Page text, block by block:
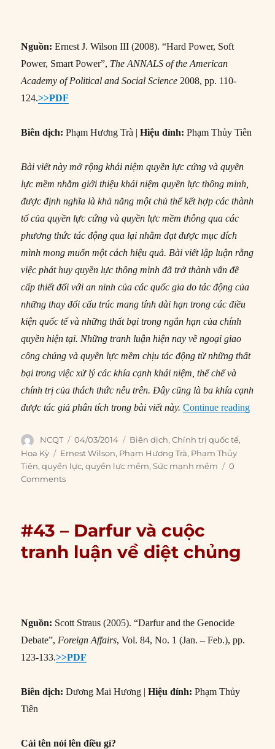
Nguồn: Ernest J. Wilson III (2008). “Hard Power, Soft
Power, Smart Power”, The ANNALS of the American
Academy of Political and Social Science 2008, pp. 110-
124.>>PDF
Biên dịch: Phạm Hương Trà |Hiệu đính: Phạm Thủy Tiên
Bài viết này mở rộng khái niệm quyền lực cứng và quyền
lực mềm nhằm giới thiệu khái niệm quyền lực thông minh,
được định nghĩa là khả năng một chủ thể kết hợp các thành
tố của quyền lực cứng và quyền lực mềm thông qua các
phương thức tác động qua lại nhằm đạt được mục đích
mình mong muốn một cách hiệu quả. Bài viết lập luận rằng
việc phát huy quyền lực thông minh đã trở thành vấn đề
cấp thiết đối với an ninh của các quốc gia do tác động của
những thay đổi cấu trúc mang tính dài hạn trong các điều
kiện quốc tế và những thất bại trong ngắn hạn của chính
quyền hiện tại. Những tranh luận hiện nay về ngoại giao
công chúng và quyền lực mềm chịu tác động từ những thất
bại trong việc xử lý các khía cạnh khái niệm, thể chế và
chính trị của thách thức nêu trên. Đây cũng là ba khía cạnh
được tác giả phân tích trong bài viết này. Continue reading
Author
NCQT
Posted
on
04/03/2014 Categories
Biên dịch,Chính trị quốc tế,
Hoa Kỳ
Tags
Ernest Wilson, Phạm Hương Trà, Phạm Thủy
Tiên,quyền lực,quyền lực mềm,Sức mạnh mềm
0
Comments
#43 – Darfur và cuộc
tranh luận về diệt chủng
Nguồn: Scott Straus (2005). “Darfur and the Genocide
Debate”, Foreign Affairs, Vol. 84, No. 1 (Jan. – Feb.), pp.
123-133.>>PDF
Biên dịch: Dương Mai Hương |Hiệu đính: Phạm Thủy
Tiên
Cái tên nói lên điều gì?